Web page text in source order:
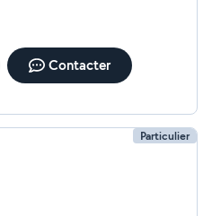
Contacter
Particulier